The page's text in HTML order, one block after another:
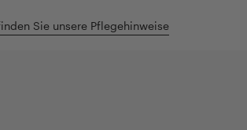
Sie unsere Pflegehinweise